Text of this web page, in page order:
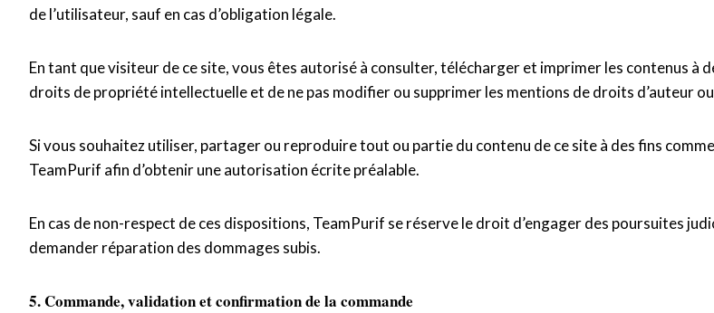
de l’utilisateur, sauf en cas d’obligation légale.
En tant que visiteur de ce site, vous êtes autorisé à consulter, télécharger et imprimer les contenus à
droits de propriété intellectuelle et de ne pas modifier ou supprimer les mentions de droits d’auteur
Si vous souhaitez utiliser, partager ou reproduire tout ou partie du contenu de ce site à des fins
TeamPurif afin d’obtenir une autorisation écrite préalable.
En cas de non-respect de ces dispositions, TeamPurif se réserve le droit d’engager des poursuites
demander réparation des dommages subis.
5. Commande, validation et confirmation de la commande